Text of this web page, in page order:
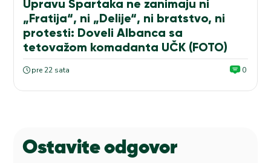
Upravu Spartaka ne zanimaju ni
„Fratija“, ni „Delije“, ni bratstvo, ni
protesti: Doveli Albanca sa
tetovažom komadanta UČK (FOTO)
pre 22 sata 0
Ostavite odgovor